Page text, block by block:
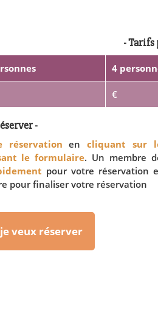
- Tarifs
4
€
-
réservation encliquant sur
le formulaire. Un membre
pour votre réservation
pour finaliser votre réservation
je veux réserver